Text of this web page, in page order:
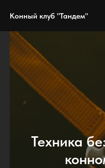
Конный клуб "Тандем"
Техника